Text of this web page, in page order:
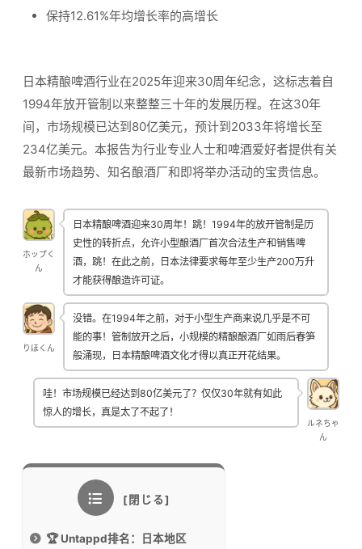
保持12.61%年均增长率的高增长
日本精酿啤酒行业在2025年迎来30周年纪念，这标志着自
1994年放开管制以来整整三十年的发展历程。在这30年
间，市场规模已达到80亿美元，预计到2033年将增长至
234亿美元。本报告为行业专业人士和啤酒爱好者提供有关
最新市场趋势、知名酿酒厂和即将举办活动的宝贵信息。
ホップく
ん
日本精酿啤酒迎来30周年！跳！1994年的放开管制是历
史性的转折点，允许小型酿酒厂首次合法生产和销售啤
酒，跳！在此之前，日本法律要求每年至少生产200万升
才能获得酿造许可证。
りほくん
没错。在1994年之前，对于小型生产商来说几乎是不可
能的事！管制放开之后，小规模的精酿酿酒厂如雨后春笋
般涌现，日本精酿啤酒文化才得以真正开花结果。
ルネちゃ
ん
哇！市场规模已经达到80亿美元了？仅仅30年就有如此
惊人的增长，真是太了不起了！
🏆 Untappd排名：日本地区